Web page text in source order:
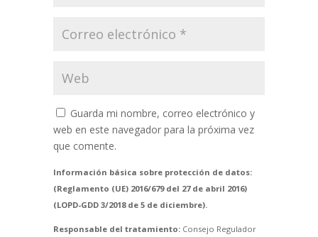
Guarda mi nombre, correo electrónico y
web en este navegador para la próxima vez
que comente.
Información básica sobre protección de datos:
(Reglamento (UE) 2016/679 del 27 de abril 2016)
(LOPD-GDD 3/2018 de 5 de diciembre).
Responsable del tratamiento:Consejo Regulador